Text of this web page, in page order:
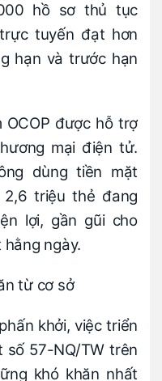
hồ sơ thủ tục
tuyến đạt hơn
hạn và trước hạn
OCOP được hỗ trợ
mại điện tử.
dùng tiền mặt
triệu thẻ đang
lợi, gần gũi cho
ngày.
từ cơ sở
khởi, việc triển
số 57-NQ/TW trên
khó khăn nhất